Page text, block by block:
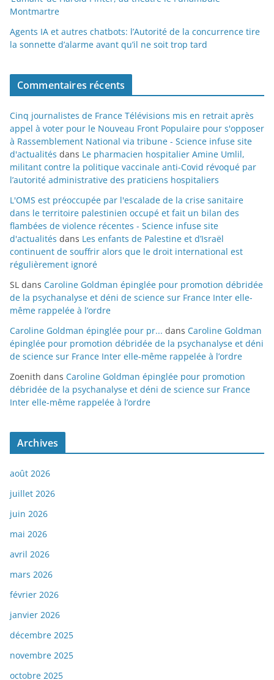
Montmartre
Agents IA et autres chatbots: l’Autorité de la concurrence tire
la sonnette d’alarme avant qu’il ne soit trop tard
Commentaires récents
Cinq journalistes de France Télévisions mis en retrait après
appel à voter pour le Nouveau Front Populaire pour s'opposer
à Rassemblement National via tribune - Science infuse site
d'actualités dans Le pharmacien hospitalier Amine Umlil,
militant contre la politique vaccinale anti-Covid révoqué par
l’autorité administrative des praticiens hospitaliers
L'OMS est préoccupée par l'escalade de la crise sanitaire
dans le territoire palestinien occupé et fait un bilan des
flambées de violence récentes - Science infuse site
d'actualités dans Les enfants de Palestine et d’Israël
continuent de souffrir alors que le droit international est
régulièrement ignoré
SL dans Caroline Goldman épinglée pour promotion débridée
de la psychanalyse et déni de science sur France Inter elle-
même rappelée à l’ordre
Caroline Goldman épinglée pour pr... dans Caroline Goldman
épinglée pour promotion débridée de la psychanalyse et déni
de science sur France Inter elle-même rappelée à l’ordre
Zoenith dans Caroline Goldman épinglée pour promotion
débridée de la psychanalyse et déni de science sur France
Inter elle-même rappelée à l’ordre
Archives
août 2026
juillet 2026
juin 2026
mai 2026
avril 2026
mars 2026
février 2026
janvier 2026
décembre 2025
novembre 2025
octobre 2025